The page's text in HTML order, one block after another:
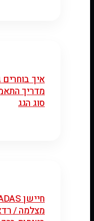
איך בוחרים
מדריך
סוג הגג
מצלמה /